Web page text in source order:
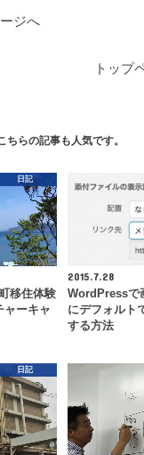
ジへ
トップ
ちらの記事も人気です。
日記
移住体験
ャーキャ
2015.7.28
WordPressで
にデフォルト
する方法
日記